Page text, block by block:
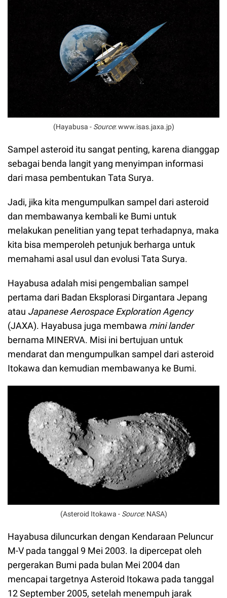
(Hayabusa - Source: www.isas.jaxa.jp)
Sampel asteroid itu sangat penting, karena dianggap
sebagai benda langit yang menyimpan informasi
dari masa pembentukan Tata Surya.
Jadi, jika kita mengumpulkan sampel dari asteroid
dan membawanya kembali ke Bumi untuk
melakukan penelitian yang tepat terhadapnya, maka
kita bisa memperoleh petunjuk berharga untuk
memahami asal usul dan evolusi Tata Surya.
Hayabusa adalah misi pengembalian sampel
pertama dari Badan Eksplorasi Dirgantara Jepang
atau Japanese Aerospace Exploration Agency
(JAXA). Hayabusa juga membawa mini lander
bernama MINERVA. Misi ini bertujuan untuk
mendarat dan mengumpulkan sampel dari asteroid
Itokawa dan kemudian membawanya ke Bumi.
(Asteroid Itokawa - Source: NASA)
Hayabusa diluncurkan dengan Kendaraan Peluncur
M-V pada tanggal 9 Mei 2003. Ia dipercepat oleh
pergerakan Bumi pada bulan Mei 2004 dan
mencapai targetnya Asteroid Itokawa pada tanggal
12 September 2005, setelah menempuh jarak